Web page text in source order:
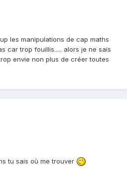
les manipulations de cap maths
car trop fouillis..... alors je ne sais
envie non plus de créer toutes
tu sais où me trouver